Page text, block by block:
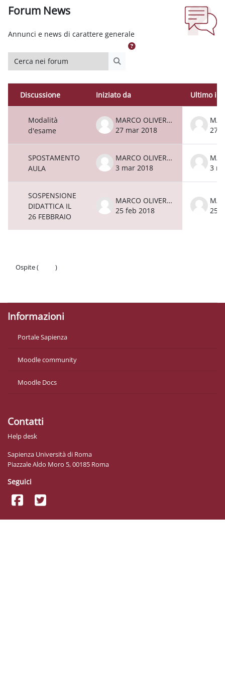
Forum News
Annunci e news di carattere generale
Cerca nei forum
Elenco delle discussioni.
Stato
Discussione Iniziato da Ultimo
Modalità
d'esame
MARCO OLIVERIO
27 mar 2018
27
SPOSTAMENTO
AULA
MARCO OLIVERIO
3 mar 2018
3
SOSPENSIONE
DIDATTICA IL
26 FEBBRAIO
MARCO OLIVERIO
25 feb 2018
25
Ospite (
)
Informazioni
Portale Sapienza
Moodle community
Moodle Docs
Contatti
Help desk
Sapienza Università di Roma
Piazzale Aldo Moro 5, 00185 Roma
Seguici